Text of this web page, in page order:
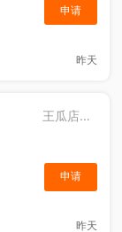
申请
昨天
王瓜店街道
申请
昨天